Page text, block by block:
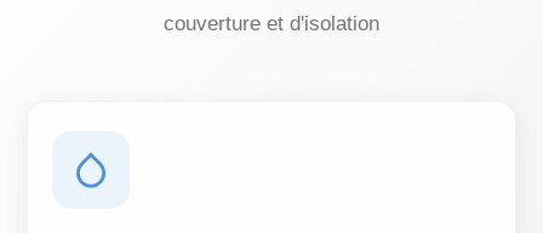
couverture et d'isolation